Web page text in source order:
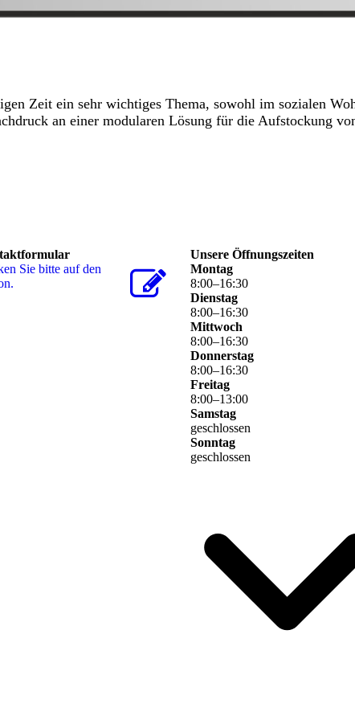
Zeit ein sehr wichtiges Thema, sowohl im sozialen
an einer modularen Lösung für die Aufstockung
Sie bitte auf den
Unsere Öffnungszeiten
Montag
8:00–16:30
Dienstag
8:00–16:30
Mittwoch
8:00–16:30
Donnerstag
8:00–16:30
Freitag
8:00–13:00
Samstag
geschlossen
Sonntag
geschlossen